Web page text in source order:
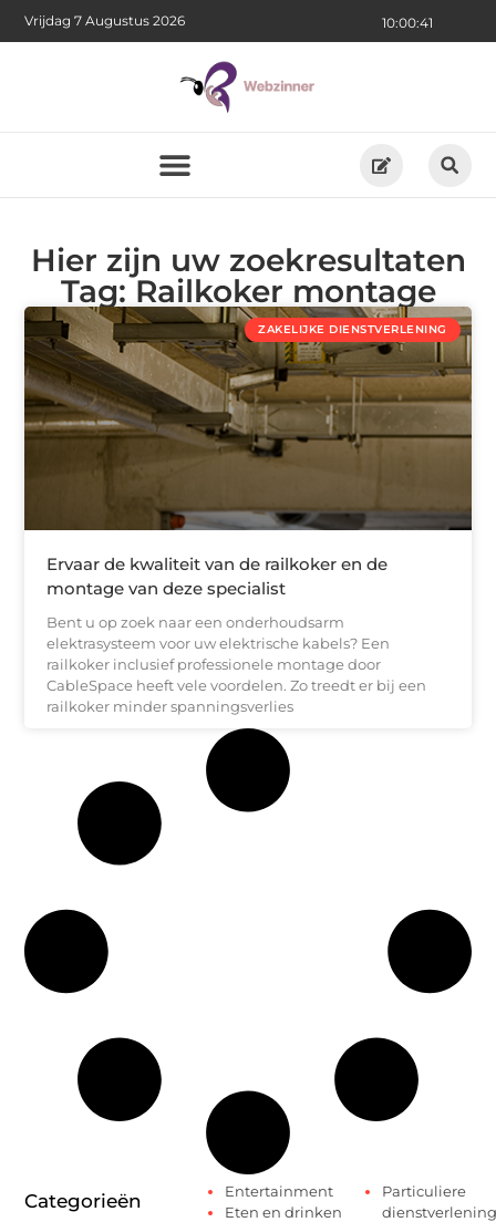
10:00:41
Vrijdag 7 Augustus 2026
Hier zijn uw zoekresultaten
Tag: Railkoker montage
ZAKELIJKE DIENSTVERLENING
Ervaar de kwaliteit van de railkoker en de
montage van deze specialist
Bent u op zoek naar een onderhoudsarm
elektrasysteem voor uw elektrische kabels? Een
railkoker inclusief professionele montage door
CableSpace heeft vele voordelen. Zo treedt er bij een
railkoker minder spanningsverlies
Categorieën
Entertainment
Eten en drinken
Particuliere
dienstverlening